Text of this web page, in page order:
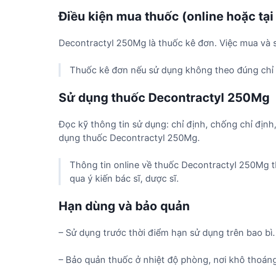
Điều kiện mua thuốc (online hoặc
Decontractyl 250Mg là thuốc kê đơn. Việc mua và
Thuốc kê đơn nếu sử dụng không theo đúng
Sử dụng thuốc Decontractyl 250Mg
Đọc kỹ thông tin sử dụng: chỉ định, chống chỉ
dụng thuốc Decontractyl 250Mg.
Thông tin online về thuốc Decontractyl 250Mg
qua ý kiến bác sĩ, dược sĩ.
Hạn dùng và bảo quản
– Sử dụng trước thời điểm hạn sử dụng trên bao bì.
– Bảo quản thuốc ở nhiệt độ phòng, nơi khô